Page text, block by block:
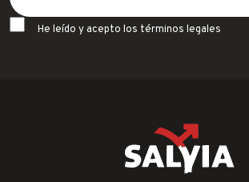
He leído y acepto los términos legales